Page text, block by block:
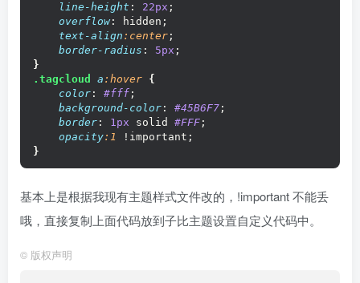
line-height : 22px ;
overflow: hidden;
text-align :center ;
border-radius : 5px ;
}
.tagcloud
a :hover {
color : #fff ;
background-color : #45B6F7 ;
border : 1px solid #FFF ;
opacity:1
!important;
}
基本上是根据我现有主题样式文件改的，!important 不能丢
哦，直接复制上面代码放到子比主题设置自定义代码中。
© 版权声明